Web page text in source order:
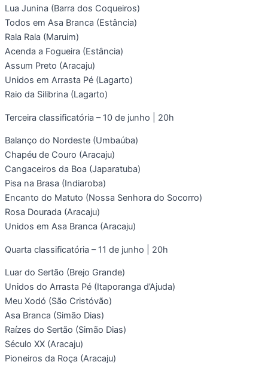
Lua Junina (Barra dos Coqueiros)
Todos em Asa Branca (Estância)
Rala Rala (Maruim)
Acenda a Fogueira (Estância)
Assum Preto (Aracaju)
Unidos em Arrasta Pé (Lagarto)
Raio da Silibrina (Lagarto)
Terceira classificatória – 10 de junho | 20h
Balanço do Nordeste (Umbaúba)
Chapéu de Couro (Aracaju)
Cangaceiros da Boa (Japaratuba)
Pisa na Brasa (Indiaroba)
Encanto do Matuto (Nossa Senhora do Socorro)
Rosa Dourada (Aracaju)
Unidos em Asa Branca (Aracaju)
Quarta classificatória – 11 de junho | 20h
Luar do Sertão (Brejo Grande)
Unidos do Arrasta Pé (Itaporanga d’Ajuda)
Meu Xodó (São Cristóvão)
Asa Branca (Simão Dias)
Raízes do Sertão (Simão Dias)
Século XX (Aracaju)
Pioneiros da Roça (Aracaju)